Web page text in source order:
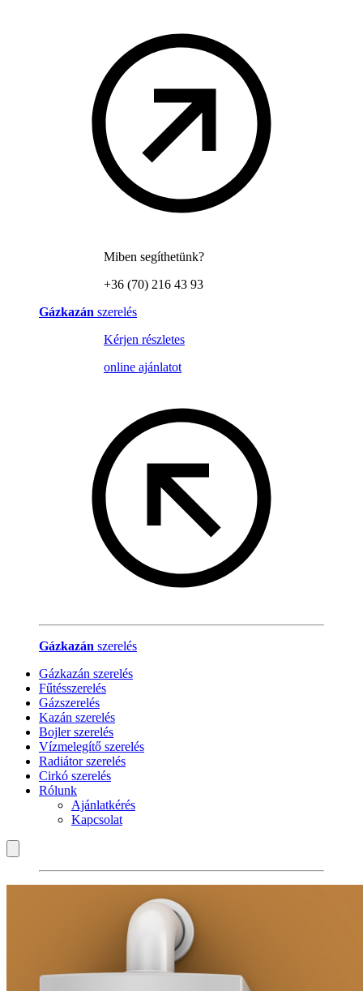
Miben segíthetünk?
+36 (70) 216 43 93
Gázkazán szerelés
Kérjen részletes
online ajánlatot
Gázkazán szerelés
Gázkazán szerelés
Fűtésszerelés
Gázszerelés
Kazán szerelés
Bojler szerelés
Vízmelegítő szerelés
Radiátor szerelés
Cirkó szerelés
Rólunk
Ajánlatkérés
Kapcsolat